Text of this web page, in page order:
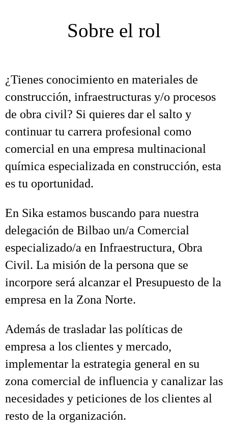
Sobre el rol
¿Tienes conocimiento en materiales de
construcción, infraestructuras y/o procesos
de obra civil? Si quieres dar el salto y
continuar tu carrera profesional como
comercial en una empresa multinacional
química especializada en construcción, esta
es tu oportunidad.
En Sika estamos buscando para nuestra
delegación de Bilbao un/a Comercial
especializado/a en Infraestructura, Obra
Civil. La misión de la persona que se
incorpore será alcanzar el Presupuesto de la
empresa en la Zona Norte.
Además de trasladar las políticas de
empresa a los clientes y mercado,
implementar la estrategia general en su
zona comercial de influencia y canalizar las
necesidades y peticiones de los clientes al
resto de la organización.